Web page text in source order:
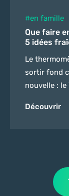
#en famille
Que faire
5 idées
Le
sortir fond
nouvelle : le
frais,
Découvrir